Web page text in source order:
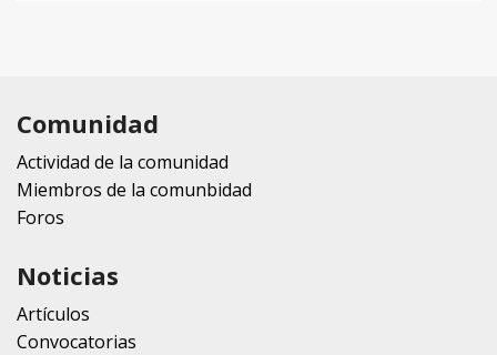
Comunidad
Actividad de la comunidad
Miembros de la comunbidad
Foros
Noticias
Artículos
Convocatorias